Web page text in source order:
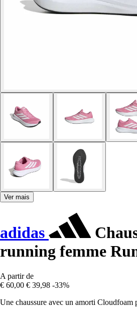
Ver mais
adidas
running femme
A partir de
€ 60,00 € 39,98 -33%
Une chaussure avec un amorti